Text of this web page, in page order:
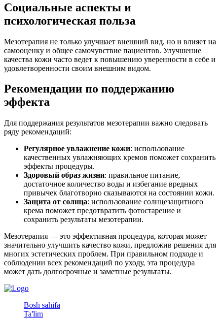
Социальные аспекты и
психологическая польза
Мезотерапия не только улучшает внешний вид, но и влияет на
самооценку и общее самочувствие пациентов. Улучшение
качества кожи часто ведет к повышению уверенности в себе и
удовлетворенности своим внешним видом.
Рекомендации по поддержанию
эффекта
Для поддержания результатов мезотерапии важно следовать
ряду рекомендаций:
Регулярное увлажнение кожи: использование
качественных увлажняющих кремов поможет сохранить
эффекты процедуры.
Здоровый образ жизни: правильное питание,
достаточное количество воды и избегание вредных
привычек благотворно сказываются на состоянии кожи.
Защита от солнца: использование солнцезащитного
крема поможет предотвратить фотостарение и
сохранить результаты мезотерапии.
Мезотерапия — это эффективная процедура, которая может
значительно улучшить качество кожи, предложив решения для
многих эстетических проблем. При правильном подходе и
соблюдении всех рекомендаций по уходу, эта процедура
может дать долгосрочные и заметные результаты.
Bosh sahifa
Ta'lim